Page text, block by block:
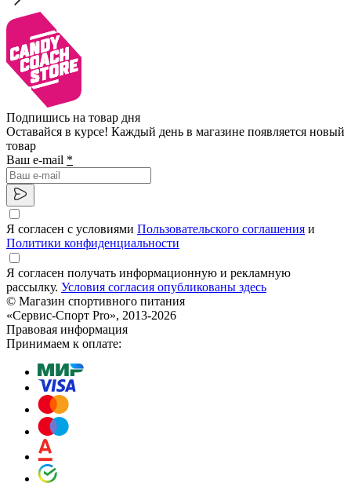
Подпишись на товар дня
Оставайся в курсе! Каждый день в магазине появляется новый
товар
Ваш e-mail *
Я согласен с условиями Пользовательского соглашения и
Политики конфиденциальности
Я согласен получать информационную и рекламную
рассылку. Условия согласия опубликованы здесь
© Магазин спортивного питания
«Сервис-Спорт Pro», 2013-2026
Правовая информация
Принимаем к оплате: